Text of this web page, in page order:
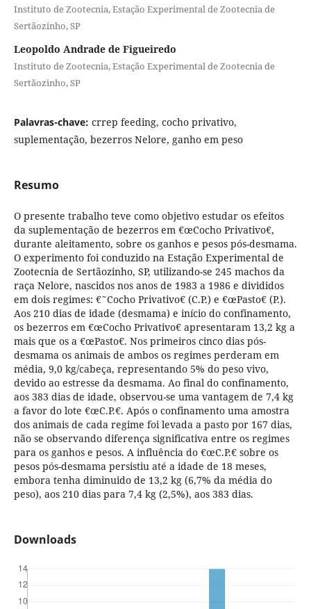
Instituto de Zootecnia, Estação Experimental de Zootecnia de
Sertãozinho, SP
Leopoldo Andrade de Figueiredo
Instituto de Zootecnia, Estação Experimental de Zootecnia de
Sertãozinho, SP
Palavras-chave: crrep feeding, cocho privativo,
suplementação, bezerros Nelore, ganho em peso
Resumo
O presente trabalho teve como objetivo estudar os efeitos
da suplementação de bezerros em €œCocho Privativo€,
durante aleitamento, sobre os ganhos e pesos pós-desmama.
O experimento foi conduzido na Estação Experimental de
Zootecnia de Sertãozinho, SP, utilizando-se 245 machos da
raça Nelore, nascidos nos anos de 1983 a 1986 e divididos
em dois regimes: €˜Cocho Privativo€ (C.P.) e €œPasto€ (P.).
Aos 210 dias de idade (desmama) e início do confinamento,
os bezerros em €œCocho Privativo€ apresentaram 13,2 kg a
mais que os a €œPasto€. Nos primeiros cinco dias pós-
desmama os animais de ambos os regimes perderam em
média, 9,0 kg/cabeça, representando 5% do peso vivo,
devido ao estresse da desmama. Ao final do confinamento,
aos 383 dias de idade, observou-se uma vantagem de 7,4 kg
a favor do lote €œC.P.€. Após o confinamento uma amostra
dos animais de cada regime foi levada a pasto por 167 dias,
não se observando diferença significativa entre os regimes
para os ganhos e pesos. A influência do €œC.P.€ sobre os
pesos pós-desmama persistiu até a idade de 18 meses,
embora tenha diminuido de 13,2 kg (6,7% da média do
peso), aos 210 dias para 7,4 kg (2,5%), aos 383 dias.
Downloads